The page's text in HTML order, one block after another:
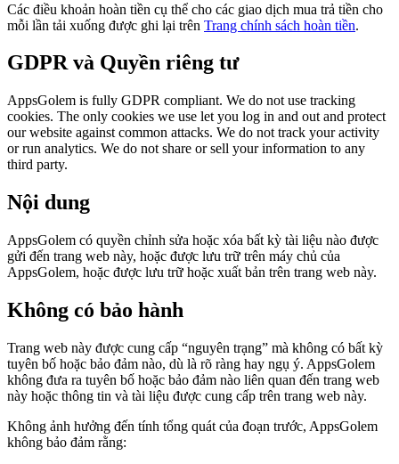
Các điều khoản hoàn tiền cụ thể cho các giao dịch mua trả tiền cho
mỗi lần tải xuống được ghi lại trên Trang chính sách hoàn tiền.
GDPR và Quyền riêng tư
AppsGolem is fully GDPR compliant. We do not use tracking
cookies. The only cookies we use let you log in and out and protect
our website against common attacks. We do not track your activity
or run analytics. We do not share or sell your information to any
third party.
Nội dung
AppsGolem có quyền chỉnh sửa hoặc xóa bất kỳ tài liệu nào được
gửi đến trang web này, hoặc được lưu trữ trên máy chủ của
AppsGolem, hoặc được lưu trữ hoặc xuất bản trên trang web này.
Không có bảo hành
Trang web này được cung cấp “nguyên trạng” mà không có bất kỳ
tuyên bố hoặc bảo đảm nào, dù là rõ ràng hay ngụ ý. AppsGolem
không đưa ra tuyên bố hoặc bảo đảm nào liên quan đến trang web
này hoặc thông tin và tài liệu được cung cấp trên trang web này.
Không ảnh hưởng đến tính tổng quát của đoạn trước, AppsGolem
không bảo đảm rằng: